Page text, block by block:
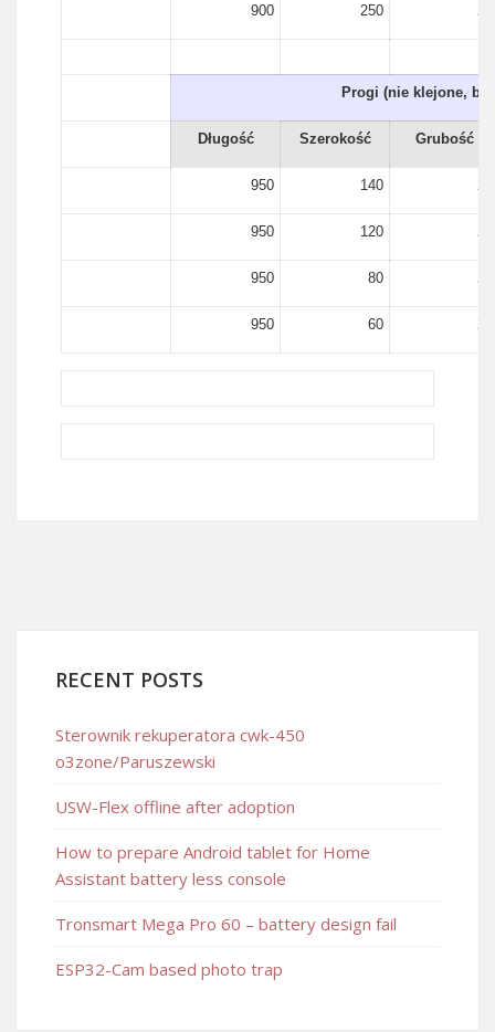
900 250 27
Progi (nie klejone,
Długość Szerokość Grubość
950 140 21
950 120 21
950 80 21
950 60 21
RECENT POSTS
Sterownik rekuperatora cwk-450
o3zone/Paruszewski
USW-Flex offline after adoption
How to prepare Android tablet for Home
Assistant battery less console
Tronsmart Mega Pro 60 – battery design fail
ESP32-Cam based photo trap